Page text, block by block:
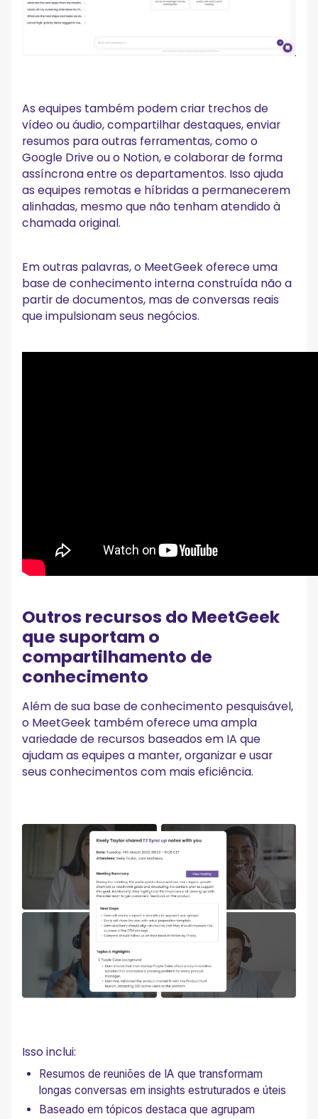
As equipes também podem criar trechos de
vídeo ou áudio, compartilhar destaques, enviar
resumos para outras ferramentas, como o
Google Drive ou o Notion, e colaborar de forma
assíncrona entre os departamentos. Isso ajuda
as equipes remotas e híbridas a permanecerem
alinhadas, mesmo que não tenham atendido à
chamada original.
Em outras palavras, o MeetGeek oferece uma
base de conhecimento interna construída não a
partir de documentos, mas de conversas reais
que impulsionam seus negócios.
Outros recursos do MeetGeek
que suportam o
compartilhamento de
conhecimento
Além de sua base de conhecimento pesquisável,
o MeetGeek também oferece uma ampla
variedade de recursos baseados em IA que
ajudam as equipes a manter, organizar e usar
seus conhecimentos com mais eficiência.
Isso inclui:
Resumos de reuniões de IA que transformam
longas conversas em insights estruturados e úteis
Baseado em tópicos destaca que agrupam